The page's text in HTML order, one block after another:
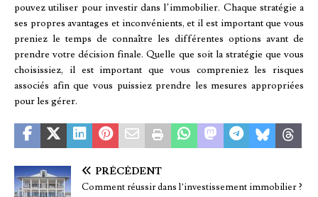
pouvez utiliser pour investir dans l’immobilier. Chaque stratégie a
ses propres avantages et inconvénients, et il est important que vous
preniez le temps de connaître les différentes options avant de
prendre votre décision finale. Quelle que soit la stratégie que vous
choisissiez, il est important que vous compreniez les risques
associés afin que vous puissiez prendre les mesures appropriées
pour les gérer.
PRÉCÉDENT
Comment réussir dans l’investissement immobilier ?